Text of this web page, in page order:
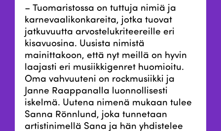
– Tuomaristossa on tuttuja nimiä ja
karnevaalikonkareita, jotka tuovat
jatkuvuutta arvostelukriteereille eri
kisavuosina. Uusista nimistä
mainittakoon, että nyt meillä on hyvin
laajasti eri musiikkigenret huomioitu.
Oma vahvuuteni on rockmusiikki ja
Janne Raappanalla luonnollisesti
iskelmä. Uutena nimenä mukaan tulee
Sanna Rönnlund, joka tunnetaan
artistinimellä Sana ja hän yhdistelee